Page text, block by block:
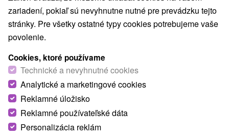
zariadení, pokiaľ sú nevyhnutne nutné pre prevádzku tejto
stránky. Pre všetky ostatné typy cookies potrebujeme vaše
povolenie.
Cookies, ktoré používame
Technické a nevyhnutné cookies
Analytické a marketingové cookies
Reklamné úložisko
Reklamné používateľské dáta
Personalizácia reklám